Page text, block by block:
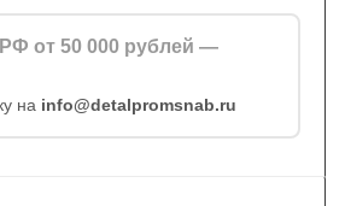
от 50 000 рублей —
на info@detalpromsnab.ru